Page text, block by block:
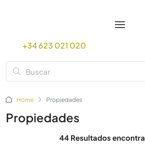
+34 623 021 020
Home Propiedades
Propiedades
44 Resultados